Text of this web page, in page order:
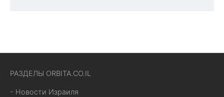
РАЗДЕЛЫ ORBITA.CO.IL
- Новости Израиля